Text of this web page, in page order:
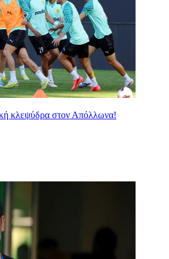
κλεψύδρα στον Απόλλωνα!